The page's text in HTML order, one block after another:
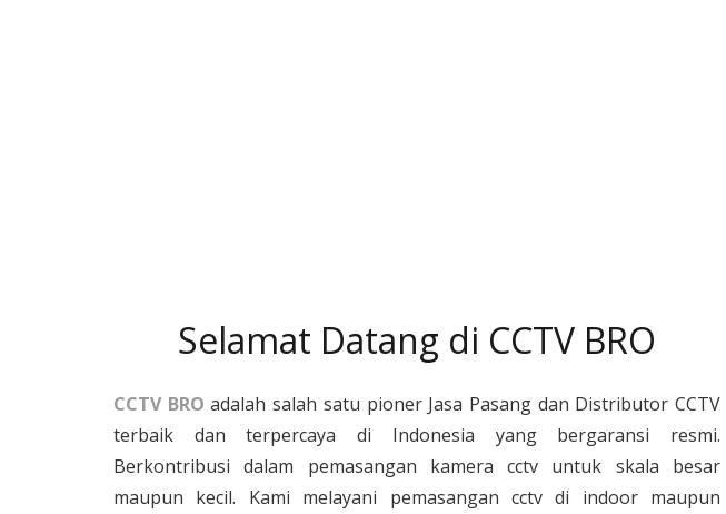
Selamat Datang di CCTV BRO
CCTV BRO adalah salah satu pioner Jasa Pasang dan Distributor CCTV
terbaik dan terpercaya di Indonesia yang bergaransi resmi.
Berkontribusi dalam pemasangan kamera cctv untuk skala besar
maupun kecil. Kami melayani pemasangan cctv di indoor maupun